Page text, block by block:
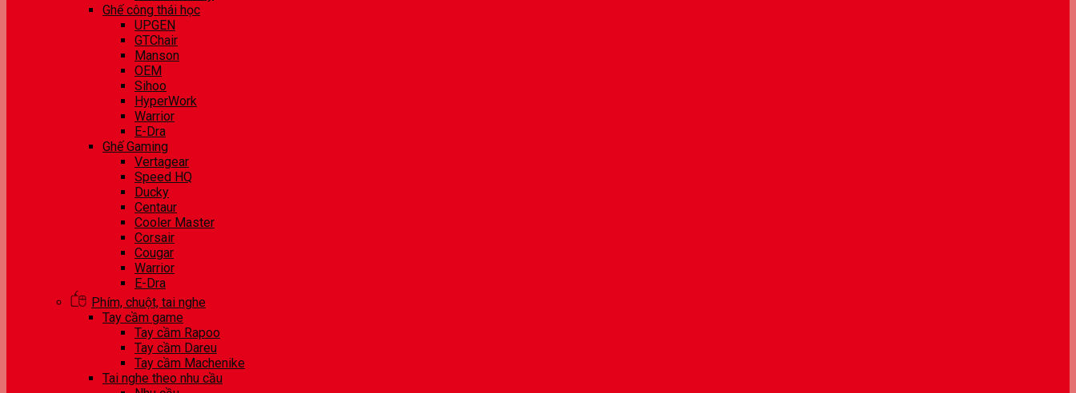
Ghế công thái học
UPGEN
GTChair
Manson
OEM
Sihoo
HyperWork
Warrior
E-Dra
Ghế Gaming
Vertagear
Speed HQ
Ducky
Centaur
Cooler Master
Corsair
Cougar
Warrior
E-Dra
Phím, chuột, tai nghe
Tay cầm game
Tay cầm Rapoo
Tay cầm Dareu
Tay cầm Machenike
Tai nghe theo nhu cầu